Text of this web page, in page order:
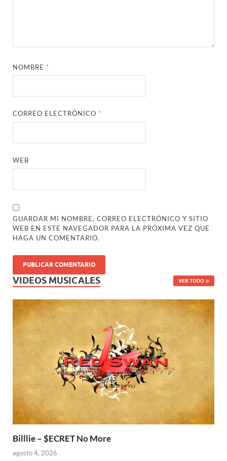
NOMBRE *
CORREO ELECTRÓNICO *
WEB
GUARDAR MI NOMBRE, CORREO ELECTRÓNICO Y SITIO
WEB EN ESTE NAVEGADOR PARA LA PRÓXIMA VEZ QUE
HAGA UN COMENTARIO.
VIDEOS MUSICALES VER TODO
Billlie – $ECRET No More
agosto 4, 2026